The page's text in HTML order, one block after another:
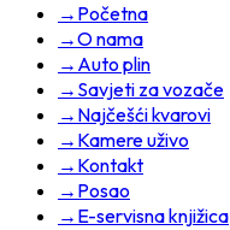
→ Početna
→O nama
→ Auto plin
→ Savjeti za vozače
→ Najčešći kvarovi
→ Kamere uživo
→ Kontakt
→ Posao
→ E-servisna knjižica